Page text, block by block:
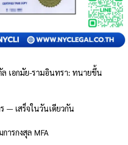
ล เอกมัย-รามอินทรา: ทนายขึ้น
— เสร็จในวันเดียวกัน
ารกงสุล MFA